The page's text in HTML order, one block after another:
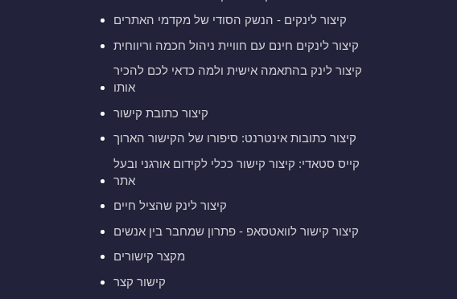
קיצור לינקים - הנשק הסודי של מקדמי האתרים
קיצור לינקים חינם עם חוויית ניהול חכמה וריווחית
קיצור לינק בהתאמה אישית ולמה כדאי לכם להכיר
אותו
קיצור כתובת קישור
קיצור כתובות אינטרנט: סיפורו של הקישור הארוך
קייס סטאדי: קיצור קישור ככלי לקידום אורגני ובעל
אתר
קיצור לינק שהציל חיים
קיצור קישור לוואטסאפ - פתרון שמחבר בין אנשים
מקצר קישורים
קישור קצר